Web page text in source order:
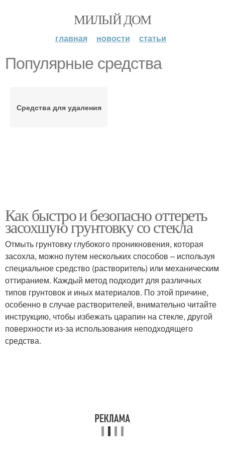
МИЛЫЙ ДОМ
главная новости статьи
Популярные средства
Средства для удаления
Как быстро и безопасно оттереть
засохшую грунтовку со стекла
Отмыть грунтовку глубокого проникновения, которая
засохла, можно путем нескольких способов – используя
специальное средство (растворитель) или механическим
оттиранием. Каждый метод подходит для различных
типов грунтовок и иных материалов. По этой причине,
особенно в случае растворителей, внимательно читайте
инструкцию, чтобы избежать царапин на стекле, другой
поверхности из-за использования неподходящего
средства.